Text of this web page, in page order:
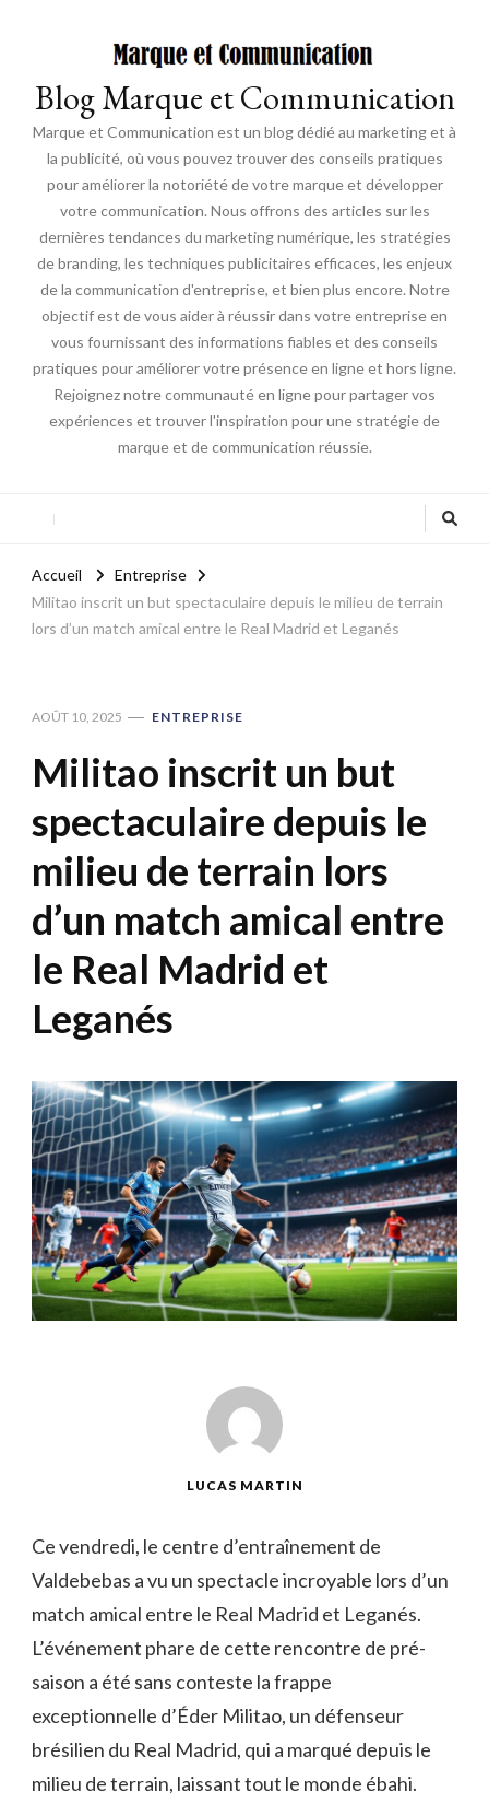
Blog Marque et Communication
Marque et Communication est un blog dédié au marketing et à
la publicité, où vous pouvez trouver des conseils pratiques
pour améliorer la notoriété de votre marque et développer
votre communication. Nous offrons des articles sur les
dernières tendances du marketing numérique, les stratégies
de branding, les techniques publicitaires efficaces, les enjeux
de la communication d'entreprise, et bien plus encore. Notre
objectif est de vous aider à réussir dans votre entreprise en
vous fournissant des informations fiables et des conseils
pratiques pour améliorer votre présence en ligne et hors ligne.
Rejoignez notre communauté en ligne pour partager vos
expériences et trouver l'inspiration pour une stratégie de
marque et de communication réussie.
Accueil
Entreprise
Militao inscrit un but spectaculaire depuis le milieu de terrain
lors d’un match amical entre le Real Madrid et Leganés
AOÛT 10, 2025 ENTREPRISE
Militao inscrit un but
spectaculaire depuis le
milieu de terrain lors
d’un match amical entre
le Real Madrid et
Leganés
LUCAS MARTIN
Ce vendredi, le centre d’entraînement de
Valdebebas a vu un spectacle incroyable lors d’un
match amical entre le Real Madrid et Leganés.
L’événement phare de cette rencontre de pré-
saison a été sans conteste la frappe
exceptionnelle d’Éder Militao, un défenseur
brésilien du Real Madrid, qui a marqué depuis le
milieu de terrain, laissant tout le monde ébahi.